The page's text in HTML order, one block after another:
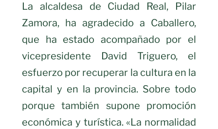
La alcaldesa de Ciudad Real, Pilar
Zamora, ha agradecido a Caballero,
que ha estado acompañado por el
vicepresidente David Triguero, el
esfuerzo por recuperar la cultura en la
capital y en la provincia. Sobre todo
porque también supone promoción
económica y turística. «La normalidad